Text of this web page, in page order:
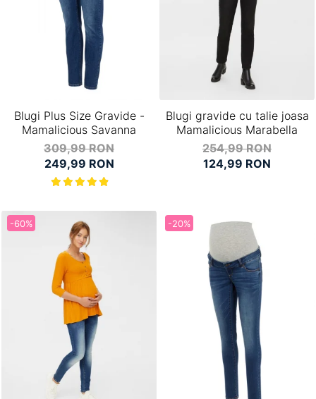
Blugi Plus Size Gravide -
Mamalicious Savanna
309,99 RON
249,99 RON
Blugi gravide cu talie joasa
Mamalicious Marabella
254,99 RON
124,99 RON
-60% -20%